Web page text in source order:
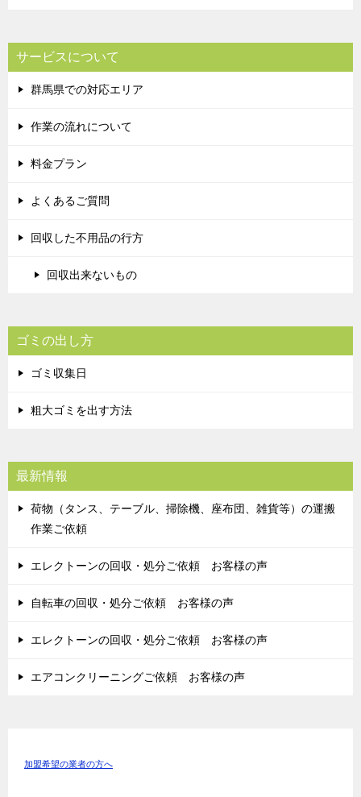
サービスについて
群馬県での対応エリア
作業の流れについて
料金プラン
よくあるご質問
回収した不用品の行方
回収出来ないもの
ゴミの出し方
ゴミ収集日
粗大ゴミを出す方法
最新情報
荷物（タンス、テーブル、掃除機、座布団、雑貨等）の運搬
作業ご依頼
エレクトーンの回収・処分ご依頼 お客様の声
自転車の回収・処分ご依頼 お客様の声
エレクトーンの回収・処分ご依頼 お客様の声
エアコンクリーニングご依頼 お客様の声
加盟希望の業者の方へ